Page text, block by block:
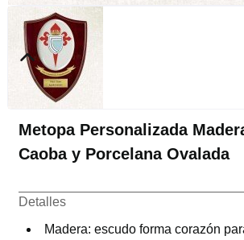
Metopa Personalizada
Caoba y Porcelana Ovalada
Detalles
Madera: escudo forma corazón